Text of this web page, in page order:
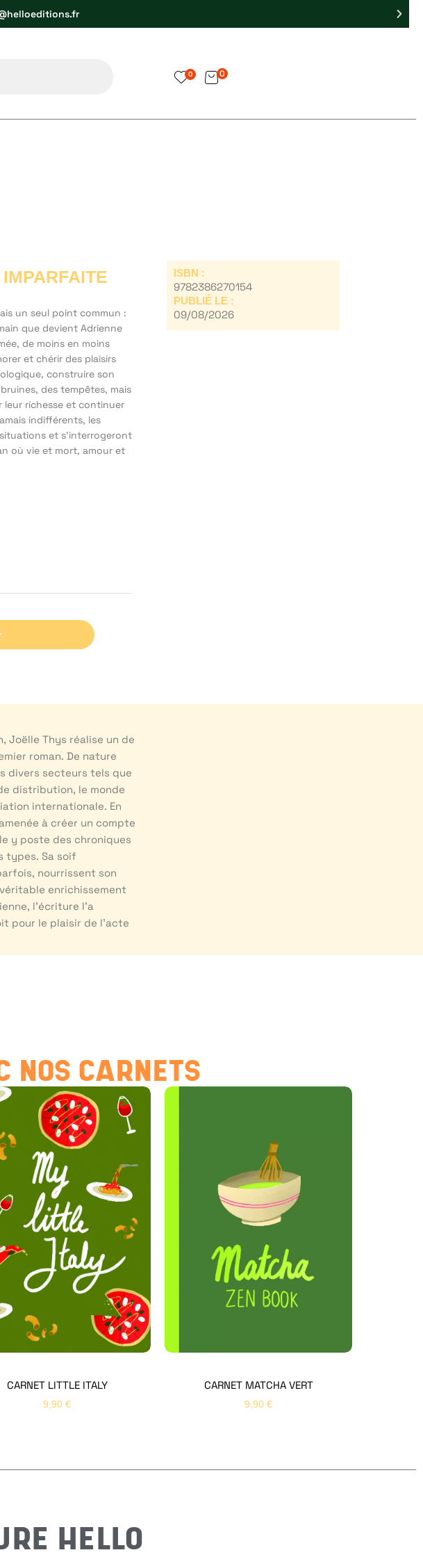
0 0
un seul point commun :
que devient Adrienne
de moins en moins
et chérir des plaisirs
construire son
des tempêtes, mais
leur richesse et continuer
indifférents, les
et s'interrogeront
où vie et mort, amour et
ISBN :
9782386270154
PUBLIÉ LE :
09/08/2026
Joëlle Thys réalise un de
roman. De nature
divers secteurs tels que
distribution, le monde
internationale. En
à créer un compte
y poste des chroniques
types. Sa soif
nourrissent son
enrichissement
l’écriture l’a
pour le plaisir de l’acte
NOS CARNETS
CARNET LITTLE ITALY
9,90 €
CARNET MATCHA VERT
9,90 €
HELLO
Hello Editions
Nous revenons vers vous rapidement
Bonjour 👋
Nom* Prénom*